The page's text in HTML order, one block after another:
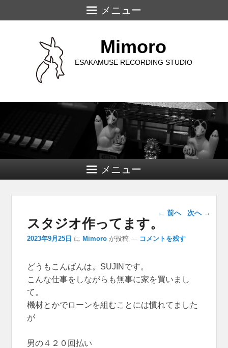
メニュー
Mimoro
ESAKAMUSE RECORDING STUDIO
メニュー
投稿ナビゲー
ション
← 前へ 次へ →
スタジオ作ってます。
2023年9月25日 に Mimoro が投稿 — コメントを残す
どうもこんばんは。SUJINです。
こんな仕事をしながらも無事に家を買いまし
て。
機材とかでローンを組むことには慣れてました
が
男の４２０回払い